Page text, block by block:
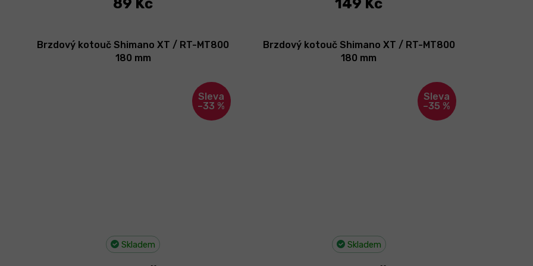
89 Kč 149 Kč
–33 %
Brzdový kotouč Shimano XT / RT-MT800
180 mm
Skladem
–35 %
Brzdový kotouč Shimano XT / RT-MT800
180 mm
Skladem